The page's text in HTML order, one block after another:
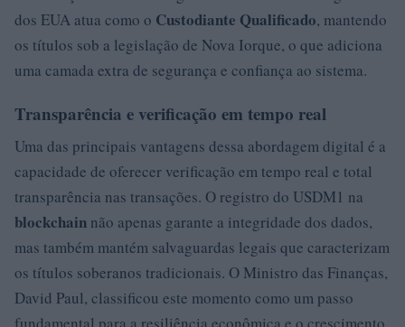
dos EUA atua como o Custodiante Qualificado, mantendo
os títulos sob a legislação de Nova Iorque, o que adiciona
uma camada extra de segurança e confiança ao sistema.
Transparência e verificação em tempo real
Uma das principais vantagens dessa abordagem digital é a
capacidade de oferecer verificação em tempo real e total
transparência nas transações. O registro do USDM1 na
blockchain não apenas garante a integridade dos dados,
mas também mantém salvaguardas legais que caracterizam
os títulos soberanos tradicionais. O Ministro das Finanças,
David Paul, classificou este momento como um passo
fundamental para a resiliência econômica e o crescimento